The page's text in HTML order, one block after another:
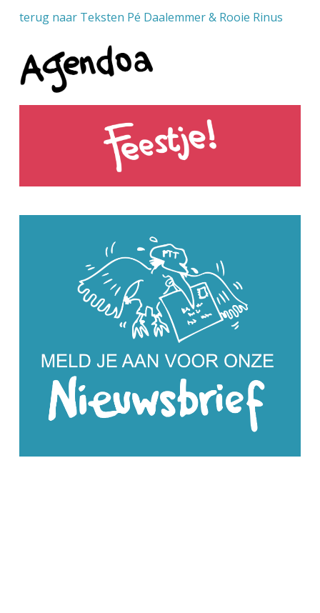
terug naar Teksten Pé Daalemmer & Rooie Rinus